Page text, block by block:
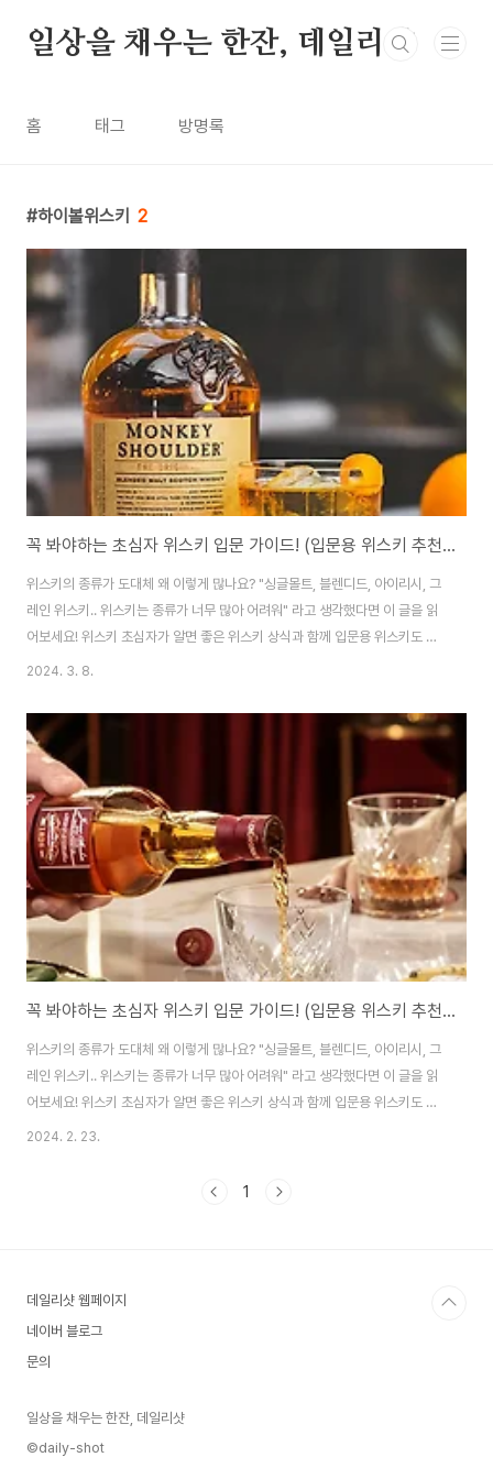
일상을 채우는 한잔, 데일리샷
홈 태그 방명록
하이볼위스키 2
꼭 봐야하는 초심자 위스키 입문 가이드! (입문용 위스키 추천, 도움 되는 위스키 기초 상식) #2
위스키의 종류가 도대체 왜 이렇게 많나요? "싱글몰트, 블렌디드, 아이리시, 그
레인 위스키.. 위스키는 종류가 너무 많아 어려워" 라고 생각했다면 이 글을 읽
어보세요! 위스키 초심자가 알면 좋은 위스키 상식과 함께 입문용 위스키도 추
천해드릴게요. 위스키 입문, #데일리샷 과 함께 해볼까요? 재료로 나누는 위스
드는 술이에요. 그래서 '어떤 재료를 사용하냐'에 따라서 가지각색의 풍미를 느
낄 수 있어요. 오늘은 위스키를 재료별로 분류해서 살펴볼 예정이에요. 지역별
위스키 분류가 궁금하다면 아래의 글을 읽고 오세요! 지역으로 나누는 위스키
1. 몰트 위스키 보리 맥아(malt)를 100% 사용해 만든 위스키 몰트 위스키는
크게 싱글몰트 위..
2024. 3. 8.
꼭 봐야하는 초심자 위스키 입문 가이드! (입문용 위스키 추천, 도움 되는 위스키 기초 상식) #1
위스키의 종류가 도대체 왜 이렇게 많나요? "싱글몰트, 블렌디드, 아이리시, 그
레인 위스키.. 위스키는 종류가 너무 많아 어려워" 라고 생각했다면 이 글을 읽
어보세요! 위스키 초심자가 알면 좋은 위스키 상식과 함께 입문용 위스키도 추
천해드릴게요. 위스키 입문, #데일리샷 과 함께 해볼까요? 지역에 따른 위스키
2024. 2. 23.
1
데일리샷 웹페이지
네이버 블로그
문의
일상을 채우는 한잔, 데일리샷
©daily-shot